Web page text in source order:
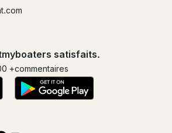
satisfaits.
+commentaires